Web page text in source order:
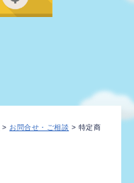
> お問合せ・ご相談 > 特定商